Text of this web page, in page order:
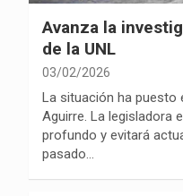
Avanza la
de la UNL
03/02/2026
La situación ha puesto
Aguirre. La legisladora
profundo y evitará
pasado…